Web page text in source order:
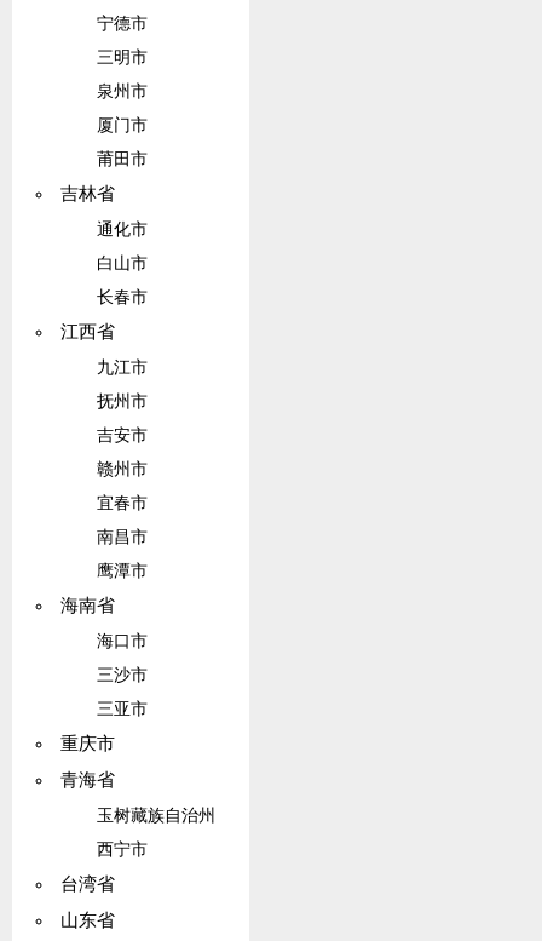
宁德市
三明市
泉州市
厦门市
莆田市
吉林省
通化市
白山市
长春市
江西省
九江市
抚州市
吉安市
赣州市
宜春市
南昌市
鹰潭市
海南省
海口市
三沙市
三亚市
重庆市
青海省
玉树藏族自治州
西宁市
台湾省
山东省